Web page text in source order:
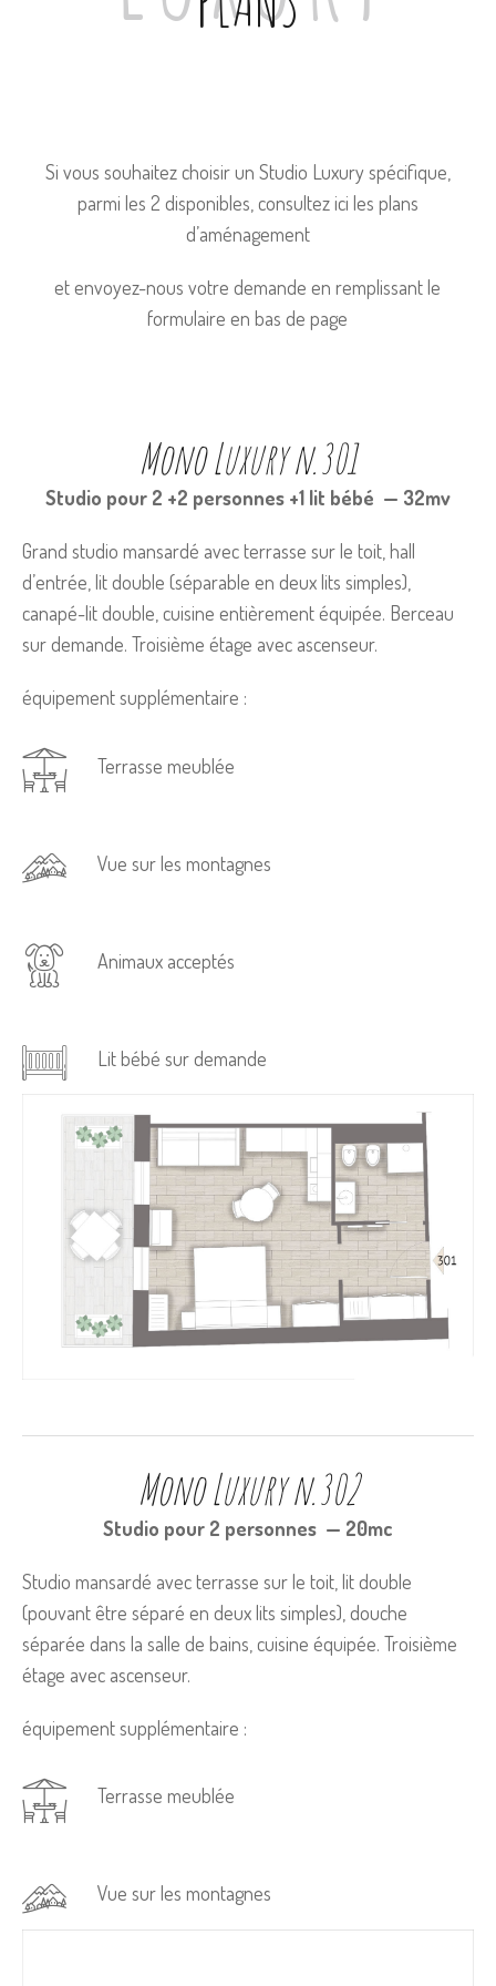
Si vous souhaitez choisir un Studio Luxury spécifique,
parmi les 2 disponibles, consultez ici les plans
d’aménagement
et envoyez-nous votre demande en remplissant le
formulaire en bas de page
Mono Luxury n.301
Studio pour 2 +2 personnes +1 lit bébé — 32mv
Grand studio mansardé avec terrasse sur le toit, hall
d’entrée, lit double (séparable en deux lits simples),
canapé-lit double, cuisine entièrement équipée. Berceau
sur demande. Troisième étage avec ascenseur.
équipement supplémentaire :
Terrasse meublée
Vue sur les montagnes
Animaux acceptés
Lit bébé sur demande
Mono Luxury n.302
Studio pour 2 personnes — 20mc
Studio mansardé avec terrasse sur le toit, lit double
(pouvant être séparé en deux lits simples), douche
séparée dans la salle de bains, cuisine équipée. Troisième
étage avec ascenseur.
équipement supplémentaire :
Terrasse meublée
Vue sur les montagnes